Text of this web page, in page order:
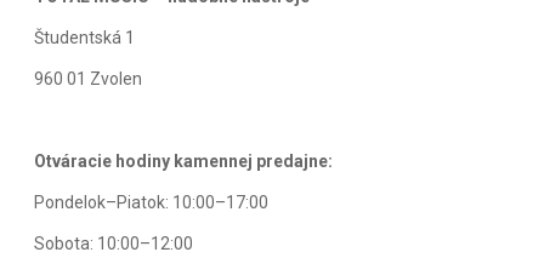
Študentská 1
960 01 Zvolen
Otváracie hodiny kamennej predajne:
Pondelok–Piatok: 10:00–17:00
Sobota: 10:00–12:00